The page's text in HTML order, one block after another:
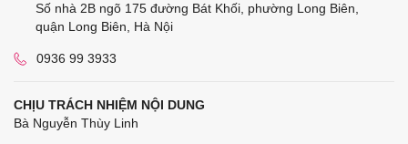
Số nhà 2B ngõ 175 đường Bát Khối, phường Long Biên,
quận Long Biên, Hà Nội
0936 99 3933
CHỊU TRÁCH NHIỆM NỘI DUNG
Bà Nguyễn Thùy Linh